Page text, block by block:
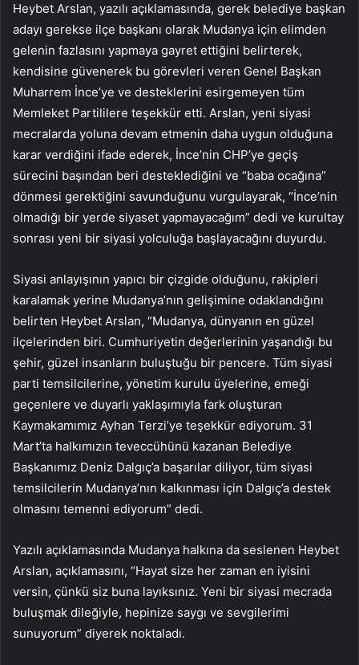
Heybet Arslan, yazılı açıklamasında, gerek belediye başkan
adayı gerekse ilçe başkanı olarak Mudanya için elimden
gelenin fazlasını yapmaya gayret ettiğini belirterek,
kendisine güvenerek bu görevleri veren Genel Başkan
Muharrem İnce’ye ve desteklerini esirgemeyen tüm
Memleket Partililere teşekkür etti. Arslan, yeni siyasi
mecralarda yoluna devam etmenin daha uygun olduğuna
karar verdiğini ifade ederek, İnce’nin CHP’ye geçiş
sürecini başından beri desteklediğini ve “baba ocağına”
dönmesi gerektiğini savunduğunu vurgulayarak, “İnce’nin
olmadığı bir yerde siyaset yapmayacağım” dedi ve kurultay
sonrası yeni bir siyasi yolculuğa başlayacağını duyurdu.
Siyasi anlayışının yapıcı bir çizgide olduğunu, rakipleri
karalamak yerine Mudanya’nın gelişimine odaklandığını
belirten Heybet Arslan, “Mudanya, dünyanın en güzel
ilçelerinden biri. Cumhuriyetin değerlerinin yaşandığı bu
şehir, güzel insanların buluştuğu bir pencere. Tüm siyasi
parti temsilcilerine, yönetim kurulu üyelerine, emeği
geçenlere ve duyarlı yaklaşımıyla fark oluşturan
Kaymakamımız Ayhan Terzi’ye teşekkür ediyorum. 31
Mart’ta halkımızın teveccühünü kazanan Belediye
Başkanımız Deniz Dalgıç’a başarılar diliyor, tüm siyasi
temsilcilerin Mudanya’nın kalkınması için Dalgıç’a destek
olmasını temenni ediyorum” dedi.
Yazılı açıklamasında Mudanya halkına da seslenen Heybet
Arslan, açıklamasını, “Hayat size her zaman en iyisini
versin, çünkü siz buna layıksınız. Yeni bir siyasi mecrada
buluşmak dileğiyle, hepinize saygı ve sevgilerimi
sunuyorum” diyerek noktaladı.